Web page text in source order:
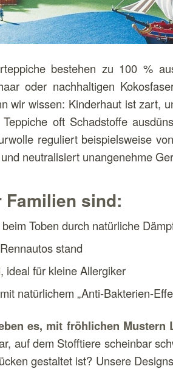
bestehen zu 100 %
oder nachhaltigen
wir wissen: Kinderhaut ist zart,
oft Schadstoffe
reguliert beispielsweise
neutralisiert unangenehme
Familien sind:
Toben durch natürliche
stand
ideal für kleine Allergiker
natürlichem „Anti-Bakterien-
es, mit fröhlichen Mustern
auf dem Stofftiere scheinbar
gestaltet ist? Unsere